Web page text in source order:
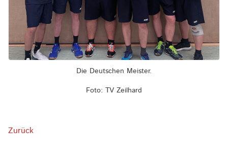
Die Deutschen Meister.
Foto: TV Zeilhard
Zurück